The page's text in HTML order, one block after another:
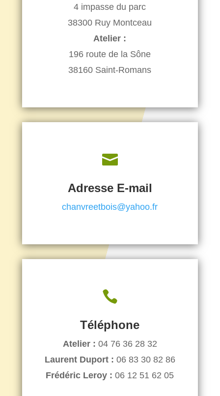
4 impasse du parc
38300 Ruy Montceau
Atelier :
196 route de la Sône
38160 Saint-Romans

Adresse E-mail
chanvreetbois@yahoo.fr

Téléphone
Atelier : 04 76 36 28 32
Laurent Duport : 06 83 30 82 86
Frédéric Leroy : 06 12 51 62 05